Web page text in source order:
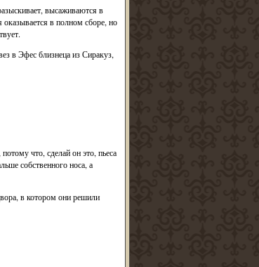
высаживаются в
в полном сборе, но
в Эфес близнеца из Сиракуз,
что, сделай он это, пьеса
собственного носа, а
в котором они решили